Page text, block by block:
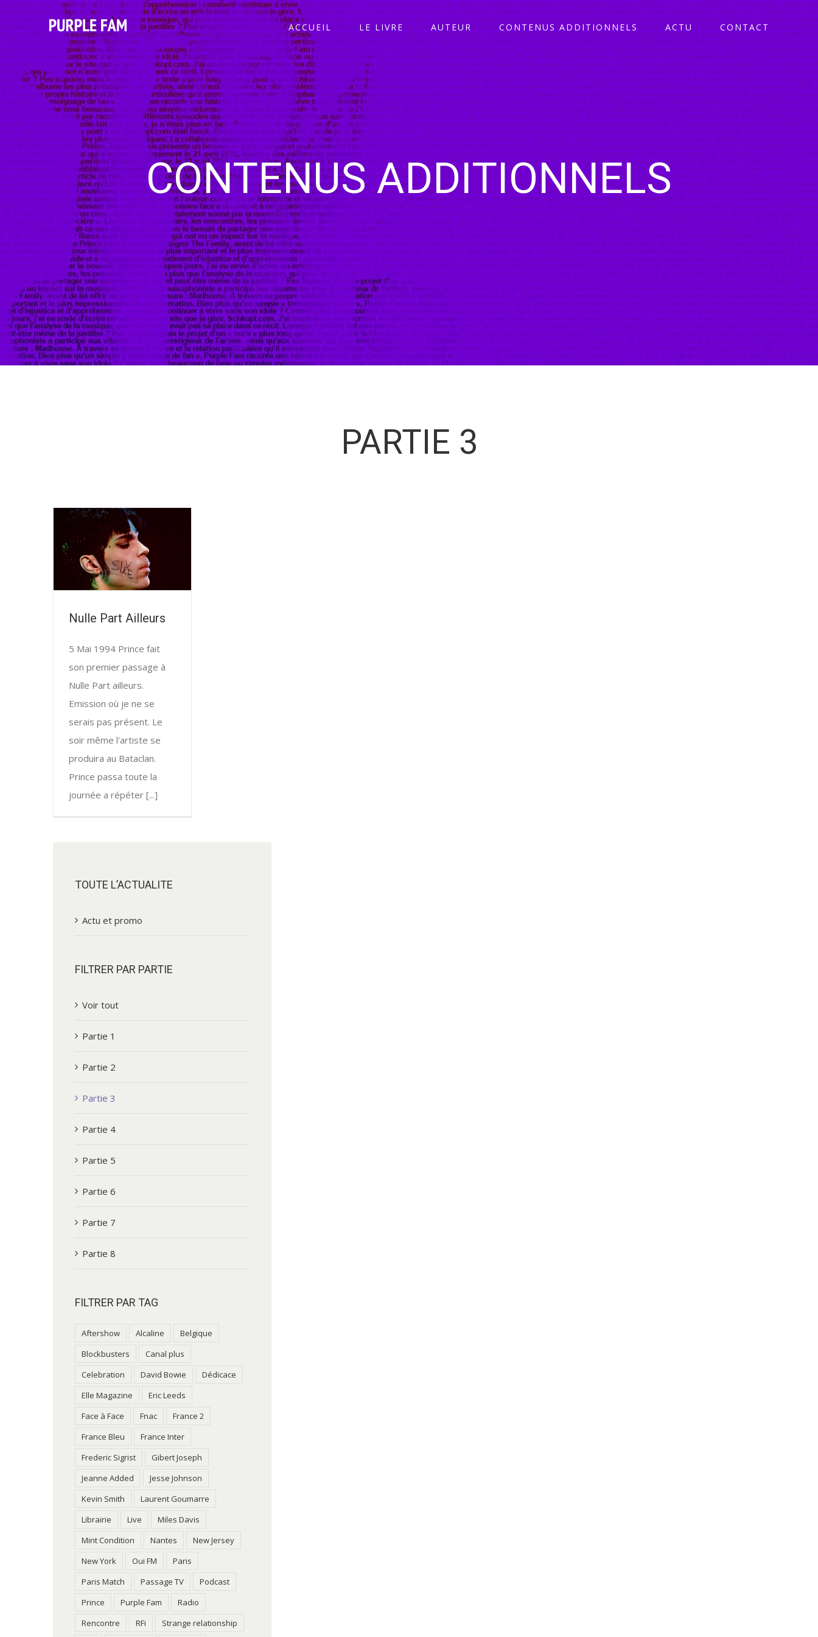
ACCUEIL LE LIVRE AUTEUR CONTENUS ADDITIONNELS ACTU CONTACT
CONTENUS ADDITIONNELS
PARTIE 3
Nulle Part Ailleurs
5 Mai 1994 Prince fait
son premier passage à
Nulle Part ailleurs.
Emission où je ne se
serais pas présent. Le
soir même l'artiste se
produira au Bataclan.
Prince passa toute la
journée a répéter [...]
TOUTE L’ACTUALITE
Actu et promo
FILTRER PAR PARTIE
Voir tout
Partie 1
Partie 2
Partie 3
Partie 4
Partie 5
Partie 6
Partie 7
Partie 8
FILTRER PAR TAG
Aftershow Alcaline
Belgique
Blockbusters
Canal plus
Celebration
David Bowie
Dédicace
Elle Magazine
Eric Leeds
Face à Face
Fnac
France 2
France Bleu
France Inter
Frederic Sigrist
Gibert Joseph
Jeanne Added
Jesse Johnson
Kevin Smith
Laurent Goumarre
Librairie
Live
Miles Davis
Mint Condition
Nantes
New Jersey
New York
Oui FM
Paris
Paris Match
Passage TV
Podcast
Prince
Purple Fam
Radio
Rencontre
RFi Strange relationship